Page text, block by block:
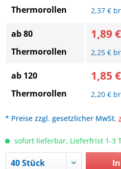
Thermorollen
2,37 €
ab 80
Thermorollen
1,89
2,25 €
ab 120
Thermorollen
1,85
2,20 €
* Preise zzgl. gesetzlicher MwSt.
sofort lieferbar, Lieferfrist 1-3